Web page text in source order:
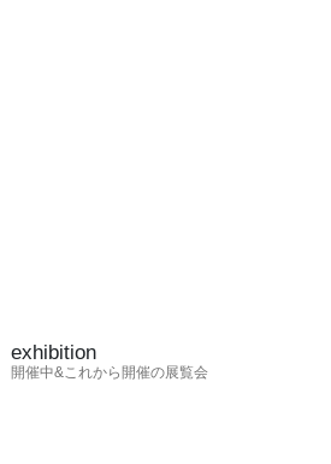
exhibition
開催中&これから開催の展覧会